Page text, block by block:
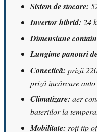
Sistem de stocare:
Invertor hibrid: 24
Dimensiune
Lungime panouri
Conectică: priză
priză încărcare
Climatizare: aer
bateriilor la
Mobilitate: roți tip